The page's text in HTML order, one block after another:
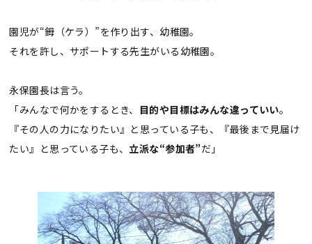
園児が“鉧（ケラ）”を作り出す、幼稚園。
それを許し、サポートする先生がいる幼稚園。
永保園長は言う。
「みんなで何かをするとき、 目的や目標はみんな違っていい。
『その人の力になりたい』と思っている子も、『最後まで見届け
たい』と思っている子も、 立派な“参加者”だ」